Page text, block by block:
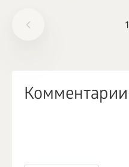
1
Комментарии